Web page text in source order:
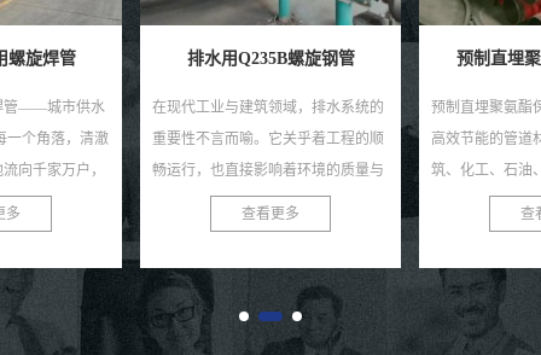
螺旋钢管
，排水系统的
乎着工程的顺
环境的质量与
中，Q235B螺
，...
多
预制直埋聚氨酯保温钢管
预制直埋聚氨酯保温钢管，作为一种
高效节能的管道材料，近年来在建
筑、化工、石油、医药等众多行业中
得到了广泛应用。这种钢管不仅具有
良好的保温性能，还具有优...
查看更多
小区供暖
在这个寒冷的季
小区供暖保温钢
过冬的坚实后盾
的佼佼者，致
高性能的供暖保
查